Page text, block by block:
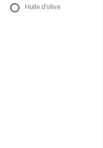
Huile d'olive